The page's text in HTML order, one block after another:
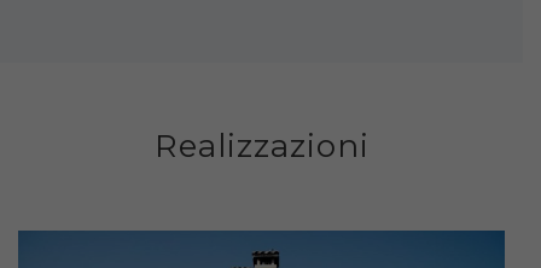
Realizzazioni